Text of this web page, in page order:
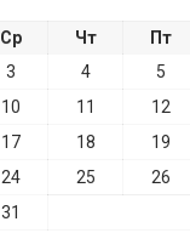
Ср Чт Пт
3 4 5
10 11 12
17 18 19
24 25 26
31